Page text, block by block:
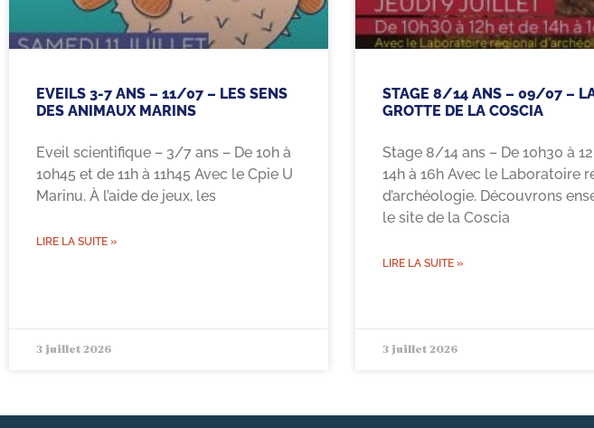
EVEILS 3-7 ANS – 11/07 – LES SENS
DES ANIMAUX MARINS
Eveil scientifique – 3/7 ans – De 10h à
10h45 et de 11h à 11h45 Avec le Cpie U
Marinu. À l’aide de jeux, les
LIRE LA SUITE »
3 juillet 2026
STAGE 8/14 ANS – 09/07 –
GROTTE DE LA COSCIA
Stage 8/14 ans – De 10h30 à
14h à 16h Avec le Laboratoire
d’archéologie. Découvrons
le site de la Coscia
LIRE LA SUITE »
3 juillet 2026